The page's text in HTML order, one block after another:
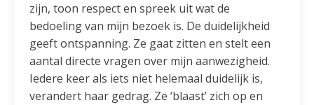
zijn, toon respect en spreek uit wat de
bedoeling van mijn bezoek is. De duidelijkheid
geeft ontspanning. Ze gaat zitten en stelt een
aantal directe vragen over mijn aanwezigheid.
Iedere keer als iets niet helemaal duidelijk is,
verandert haar gedrag. Ze ‘blaast’ zich op en